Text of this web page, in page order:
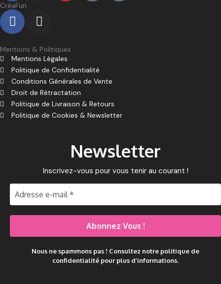
c
e
b
o
o
k
t
a
g
r
a
m
u
b
e
s k
CréaFun
F
a
c
e
b
o
o
k
I
n
t
a
g
r
a
m
Mentions & Politiques
Mentions Légales
Politique de Confidentialité
Conditions Générales de Vente
Droit de Rétractation
Politique de Livraison & Retours
Politique de Cookies & Newsletter
Newsletter
Inscrivez-vous pour vous tenir au courant !
Nous ne spammons pas ! Consultez notre politique de
confidentialité pour plus d’informations.